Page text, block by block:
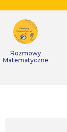
Rozmowy
Matematyczne